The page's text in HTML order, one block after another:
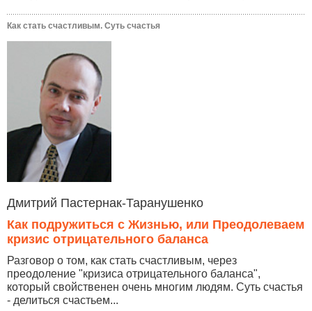
Как стать счастливым. Суть счастья
Дмитрий Пастернак-Таранушенко
Как подружиться с Жизнью, или Преодолеваем
кризис отрицательного баланса
Разговор о том, как стать счастливым, через
преодоление "кризиса отрицательного баланса",
который свойственен очень многим людям. Суть счастья
- делиться счастьем...